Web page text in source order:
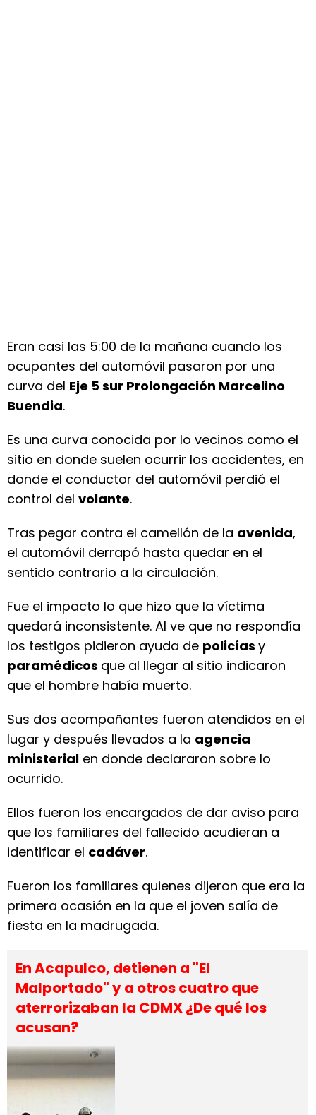
Eran casi las 5:00 de la mañana cuando los
ocupantes del automóvil pasaron por una
curva del Eje 5 sur Prolongación Marcelino
Buendia.
Es una curva conocida por lo vecinos como el
sitio en donde suelen ocurrir los accidentes, en
donde el conductor del automóvil perdió el
control del volante.
Tras pegar contra el camellón de la avenida,
el automóvil derrapó hasta quedar en el
sentido contrario a la circulación.
Fue el impacto lo que hizo que la víctima
quedará inconsistente. Al ve que no respondía
los testigos pidieron ayuda de policías y
paramédicos que al llegar al sitio indicaron
que el hombre había muerto.
Sus dos acompañantes fueron atendidos en el
lugar y después llevados a la agencia
ministerial en donde declararon sobre lo
ocurrido.
Ellos fueron los encargados de dar aviso para
que los familiares del fallecido acudieran a
identificar el cadáver.
Fueron los familiares quienes dijeron que era la
primera ocasión en la que el joven salía de
fiesta en la madrugada.
En Acapulco, detienen a "El
Malportado" y a otros cuatro que
aterrorizaban la CDMX ¿De qué los
acusan?